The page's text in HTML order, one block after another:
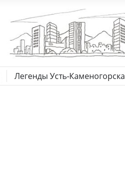
Легенды Усть-Каменогорска